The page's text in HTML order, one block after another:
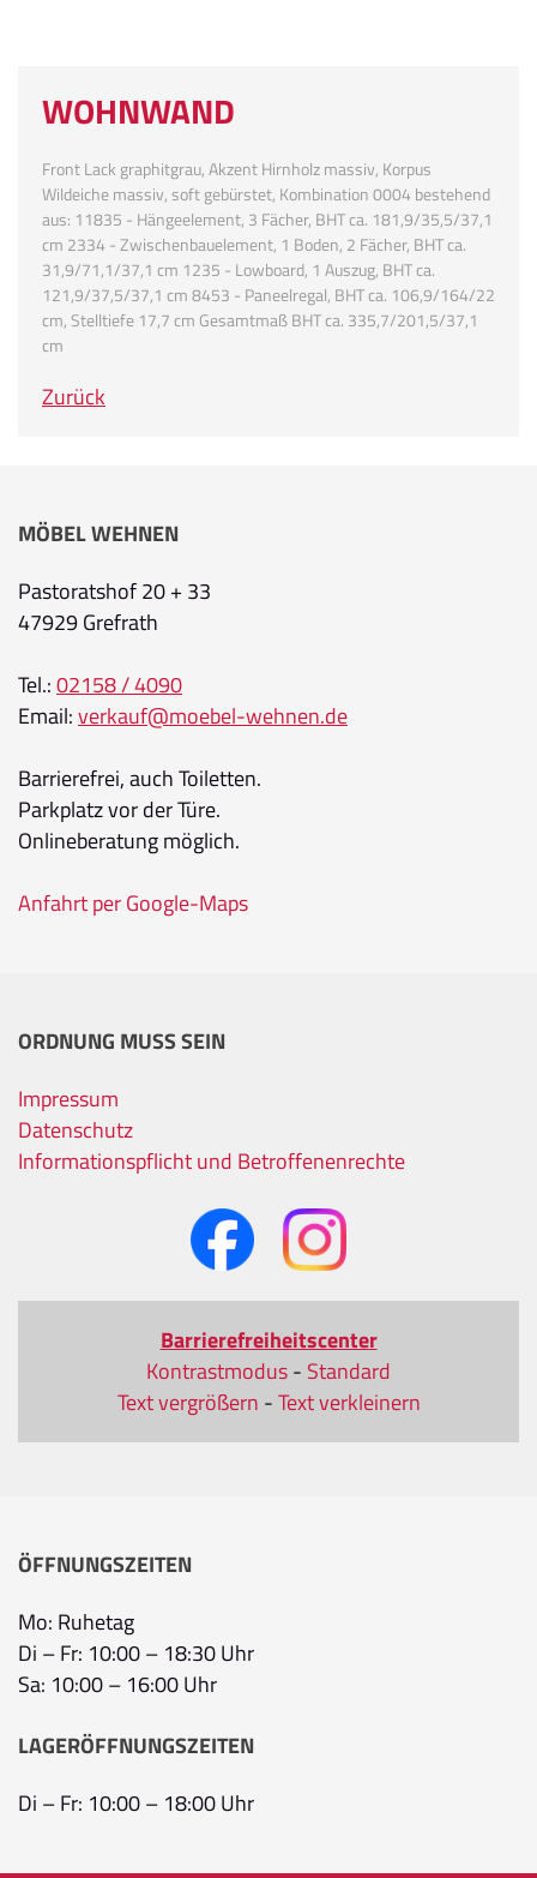
WOHNWAND
Front Lack graphitgrau, Akzent Hirnholz massiv, Korpus
Wildeiche massiv, soft gebürstet, Kombination 0004 bestehend
aus: 11835 - Hängeelement, 3 Fächer, BHT ca. 181,9/35,5/37,1
cm 2334 - Zwischenbauelement, 1 Boden, 2 Fächer, BHT ca.
31,9/71,1/37,1 cm 1235 - Lowboard, 1 Auszug, BHT ca.
121,9/37,5/37,1 cm 8453 - Paneelregal, BHT ca. 106,9/164/22
cm, Stelltiefe 17,7 cm Gesamtmaß BHT ca. 335,7/201,5/37,1
cm
Zurück
MÖBEL WEHNEN
Pastoratshof 20 + 33
47929 Grefrath
Tel.:02158 / 4090
Email:verkauf@moebel-wehnen.de
Barrierefrei, auch Toiletten.
Parkplatz vor der Türe.
Onlineberatung möglich.
Anfahrt per Google-Maps
ORDNUNG MUSS SEIN
Impressum
Datenschutz
Informationspflicht und Betroffenenrechte
Barrierefreiheitscenter
Kontrastmodus- Standard
Text vergrößern -Text verkleinern
ÖFFNUNGSZEITEN
Mo: Ruhetag
Di – Fr: 10:00 – 18:30 Uhr
Sa: 10:00 – 16:00 Uhr
LAGERÖFFNUNGSZEITEN
Di – Fr: 10:00 – 18:00 Uhr